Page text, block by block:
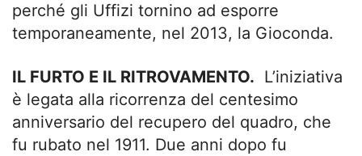
perché gli Uffizi tornino ad esporre
temporaneamente, nel 2013, la Gioconda.
IL FURTO E IL RITROVAMENTO. L’iniziativa
è legata alla ricorrenza del centesimo
anniversario del recupero del quadro, che
fu rubato nel 1911. Due anni dopo fu